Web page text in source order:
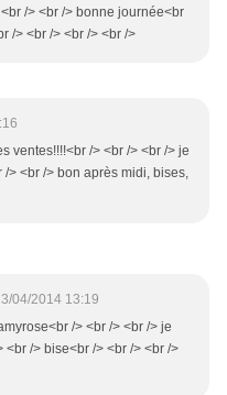
/> <br /> bonne journée<br
/> <br /> <br /> <br />
ventes!!!!<br /> <br /> <br /> je
> <br /> bon après midi, bises,
04/2014 13:19
/> <br /> <br /> je
<br /> bise<br /> <br /> <br />